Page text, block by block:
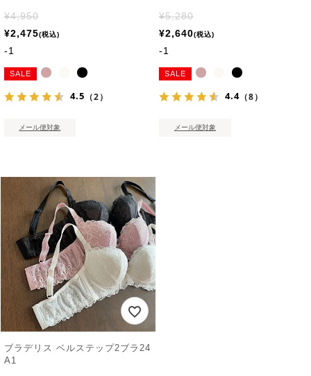
¥4,950
¥2,475 税込
-1
SALE
4.5 （2）
メール便対象
¥5,280
¥2,640 税込
-1
SALE
4.4 （8）
メール便対象
ブラデリス ベルステップ2ブラ24
A1